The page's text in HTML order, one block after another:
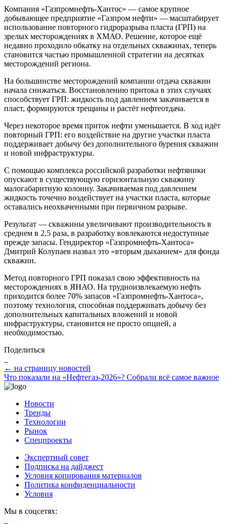
Компания «Газпромнефть-Хантос» — самое крупное
добывающее предприятие «Газпром нефти» — масштабирует
использование повторного гидроразрыва пласта (ГРП) на
зрелых месторождениях в ХМАО. Решение, которое ещё
недавно проходило обкатку на отдельных скважинах, теперь
становится частью промышленной стратегии на десятках
месторождений региона.
На большинстве месторождений компании отдача скважин
начала снижаться. Восстановлению притока в этих случаях
способствует ГРП: жидкость под давлением закачивается в
пласт, формируются трещины и растёт нефтеотдача.
Через некоторое время приток нефти уменьшается. В ход идёт
повторный ГРП: его воздействие на другие участки пласта
поддерживает добычу без дополнительного бурения скважин
и новой инфраструктуры.
С помощью комплекса российской разработки нефтяники
опускают в существующую горизонтальную скважину
малогабаритную колонну. Закачиваемая под давлением
жидкость точечно воздействует на участки пласта, которые
оставались неохваченными при первичном разрыве.
Результат — скважины увеличивают производительность в
среднем в 2,5 раза, в разработку вовлекаются недоступные
прежде запасы. Гендиректор «Газпромнефть-Хантоса»
Дмитрий Колупаев назвал это «вторым дыханием» для фонда
скважин.
Метод повторного ГРП показал свою эффективность на
месторождениях в ЯНАО. На трудноизвлекаемую нефть
приходится более 70% запасов «Газпромнефть-Хантоса»,
поэтому технология, способная поддерживать добычу без
дополнительных капитальных вложений и новой
инфраструктуры, становится не просто опцией, а
необходимостью.
Поделиться
← на страницу новостей
Что показали на «Нефтегаз-2026»? Собрали всё самое важное
Новости
Тренды
Технологии
Рынок
Спецпроекты
Экспертный совет
Подписка на дайджест
Условия копирования материалов
Политика конфиденциальности
Условия
Мы в соцсетях: